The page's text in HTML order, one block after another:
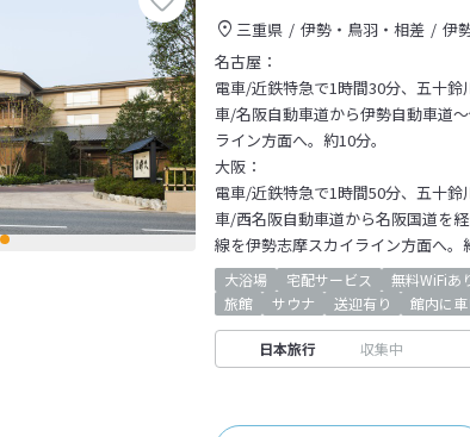
三重県 伊勢・鳥羽・相差
伊
名古屋：
電車/近鉄特急で1時間30分、五十
車/名阪自動車道から伊勢自動車道
ライン方面へ。約10分。
大阪：
電車/近鉄特急で1時間50分、五十鈴
車/西名阪自動車道から名阪国道を
線を伊勢志摩スカイライン方面へ。
大浴場 宅配サービス 無料WiFiあ
旅館
サウナ 送迎有り 館内に
日本旅行 収集中